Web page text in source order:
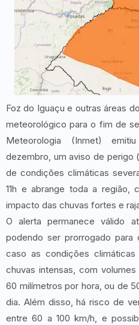
Foz do Iguaçu e outras áreas
meteorológico para o fim de
Meteorologia (Inmet)
dezembro, um aviso de perigo
de condições climáticas
11h e abrange toda a região,
impacto das chuvas fortes e
O alerta permanece válido
podendo ser prorrogado
caso as condições
chuvas intensas, com
60 milímetros por hora, ou de
dia. Além disso, há risco de
entre 60 a 100 km/h, e